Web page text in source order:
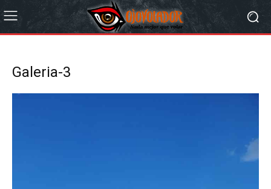
Galeria-3